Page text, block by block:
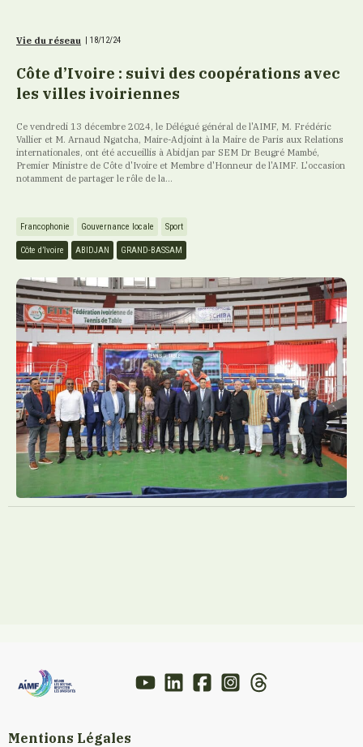
Vie du réseau | 18/12/24
Côte d’Ivoire : suivi des coopérations avec
les villes ivoiriennes
Ce vendredi 13 décembre 2024, le Délégué général de l'AIMF, M. Frédéric
Vallier et M. Arnaud Ngatcha, Maire-Adjoint à la Maire de Paris aux Relations
internationales, ont été accueillis à Abidjan par SEM Dr Beugré Mambé,
Premier Ministre de Côte d'Ivoire et Membre d'Honneur de l'AIMF. L'occasion
notamment de partager le rôle de la...
Francophonie Gouvernance locale Sport
Côte d’Ivoire ABIDJAN GRAND-BASSAM
Mentions Légales